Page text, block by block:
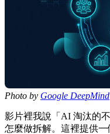
Photo by Google DeepMind
影片裡我說「AI 淘汰的
怎麼做拆解。這裡提供一